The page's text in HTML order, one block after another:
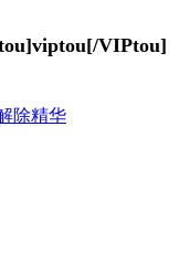
VIPtou]
除精华